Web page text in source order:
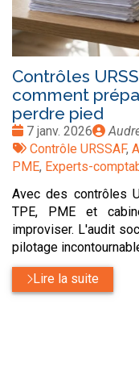
Contrôles
comment
perdre pied
Date
:
7 janv. 2026
par
Tags
:
Contrôle URSSAF,
PME, Experts-
Avec des contrôles
TPE, PME et
improviser. L'audit
pilotage
Lire la suite